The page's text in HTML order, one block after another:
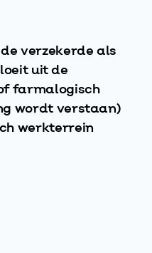
verzekerde als
uit de
farmalogisch
wordt verstaan)
werkterrein